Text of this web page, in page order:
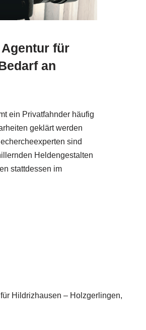
für
an
ein Privatfahnder häufig
geklärt werden
sind
Heldengestalten
stattdessen im
Hildrizhausen – Holzgerlingen,